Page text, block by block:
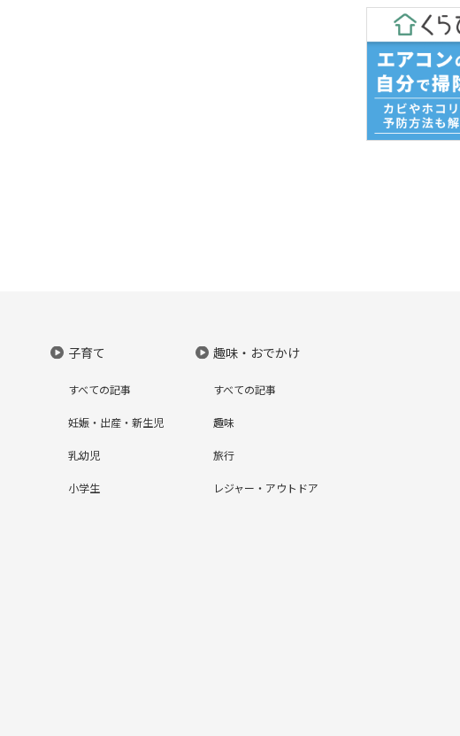
子育て
すべての記事
妊娠・出産・新生児
乳幼児
小学生
趣味・おでかけ
すべての記事
趣味
旅行
レジャー・アウトドア